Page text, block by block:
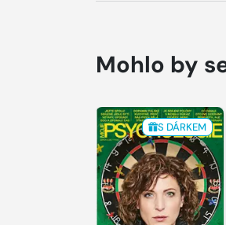
Mohlo by
S DÁRKEM